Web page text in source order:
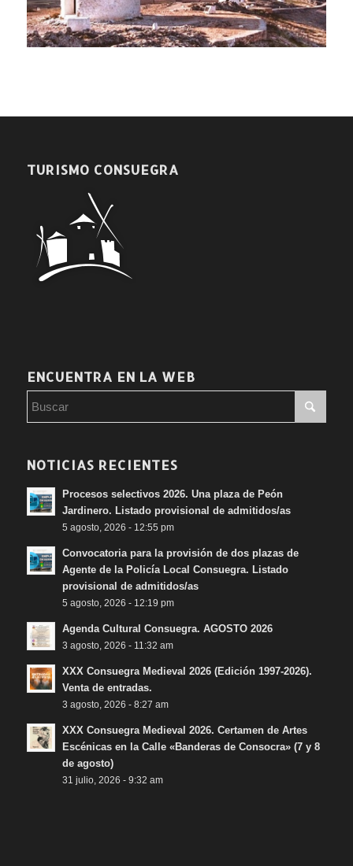
TURISMO CONSUEGRA
ENCUENTRA EN LA WEB
NOTICIAS RECIENTES
Procesos selectivos 2026. Una plaza de Peón
Jardinero. Listado provisional de admitidos/as
5 agosto, 2026 - 12:55 pm
Convocatoria para la provisión de dos plazas de
Agente de la Policía Local Consuegra. Listado
provisional de admitidos/as
5 agosto, 2026 - 12:19 pm
Agenda Cultural Consuegra. AGOSTO 2026
3 agosto, 2026 - 11:32 am
XXX Consuegra Medieval 2026 (Edición 1997-2026).
Venta de entradas.
3 agosto, 2026 - 8:27 am
XXX Consuegra Medieval 2026. Certamen de Artes
Escénicas en la Calle «Banderas de Consocra» (7 y 8
de agosto)
31 julio, 2026 - 9:32 am